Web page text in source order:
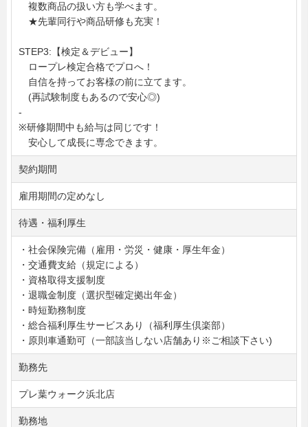
複数商品の扱い方も学べます。
★先輩同行や商品研修も充実！
STEP3:【検定＆デビュー】
ロープレ検定合格でプロへ！
自信を持ってお客様の前に立てます。
(再試験制度もあるので安心◎)
-
※研修期間中も給与は同じです！
安心して成長に専念できます。
契約期間
雇用期間の定めなし
待遇・福利厚生
・社会保険完備（雇用・労災・健康・厚生年金）
・交通費支給（規定による）
・資格取得支援制度
・退職金制度（選択型確定拠出年金）
・時短勤務制度
・総合福利厚生サービスあり（福利厚生倶楽部）
・原則車通勤可（一部該当しない店舗あり※ご相談下さい)
勤務先
プレ葉ウォーク浜北店
勤務地